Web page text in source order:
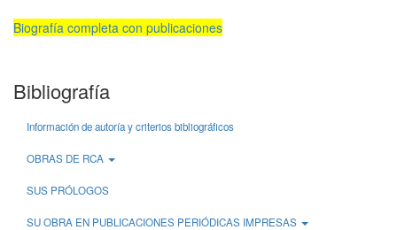
Biografía completa con publicaciones
Bibliografía
Información de autoría y criterios bibliográficos
OBRAS DE RCA
SUS PRÓLOGOS
SU OBRA EN PUBLICACIONES PERIÓDICAS IMPRESAS